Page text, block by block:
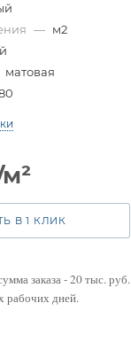
— м2
матовая
В 1 КЛИК
заказа - 20 тыс. руб.
рабочих дней.